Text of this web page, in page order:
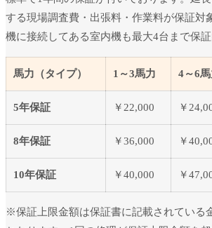
する現場調査費・出張料・作業料が保証対
機に接続してある室内機も最大4台まで保証
馬力（タイプ） 1～3馬力 4～6馬
5年保証 ￥22,000 ￥
8年保証 ￥36,000 ￥
10年保証 ￥40,000 ￥
※保証上限金額は保証書に記載されている